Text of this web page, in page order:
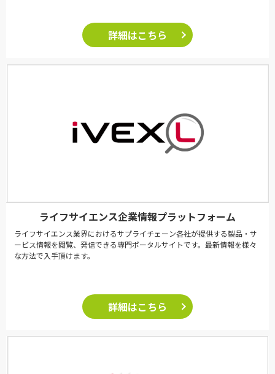
詳細はこちら
ライフサイエンス企業情報プラットフォーム
ライフサイエンス業界におけるサプライチェーン各社が提供する製品・サ
ービス情報を閲覧、発信できる専門ポータルサイトです。最新情報を様々
な方法で入手頂けます。
詳細はこちら